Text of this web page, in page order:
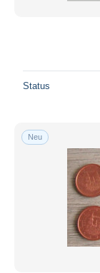
Status
Neu